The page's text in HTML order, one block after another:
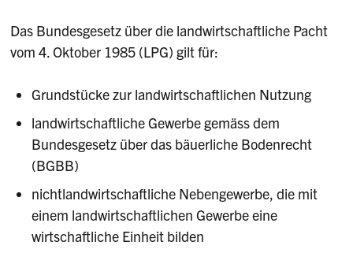
Das Bundesgesetz über die landwirtschaftliche Pacht
vom 4. Oktober 1985 (LPG) gilt für:
Grundstücke zur landwirtschaftlichen Nutzung
landwirtschaftliche Gewerbe gemäss dem
Bundesgesetz über das bäuerliche Bodenrecht
(BGBB)
nichtlandwirtschaftliche Nebengewerbe, die mit
einem landwirtschaftlichen Gewerbe eine
wirtschaftliche Einheit bilden